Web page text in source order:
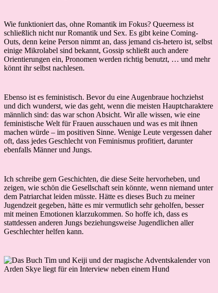
Wie funktioniert das, ohne Romantik im Fokus? Queerness ist
schließlich nicht nur Romantik und Sex. Es gibt keine Coming-
Outs, denn keine Person nimmt an, dass jemand cis-hetero ist, selbst
einige Mikrolabel sind bekannt, Gossip schließt auch andere
Orientierungen ein, Pronomen werden richtig benutzt, … und mehr
könnt ihr selbst nachlesen.
Ebenso ist es feministisch. Bevor du eine Augenbraue hochziehst
und dich wunderst, wie das geht, wenn die meisten Hauptcharaktere
männlich sind: das war schon Absicht. Wir alle wissen, wie eine
feministische Welt für Frauen ausschauen und was es mit ihnen
machen würde – im positiven Sinne. Wenige Leute vergessen daher
oft, dass jedes Geschlecht von Feminismus profitiert, darunter
ebenfalls Männer und Jungs.
Ich schreibe gern Geschichten, die diese Seite hervorheben, und
zeigen, wie schön die Gesellschaft sein könnte, wenn niemand unter
dem Patriarchat leiden müsste. Hätte es dieses Buch zu meiner
Jugendzeit gegeben, hätte es mir vermutlich sehr geholfen, besser
mit meinen Emotionen klarzukommen. So hoffe ich, dass es
stattdessen anderen Jungs beziehungsweise Jugendlichen aller
Geschlechter helfen kann.